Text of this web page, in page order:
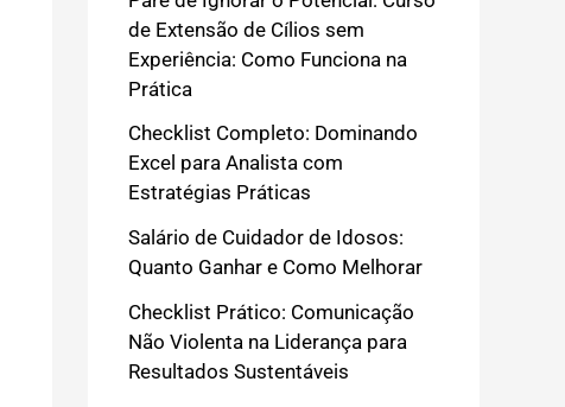
de Extensão de Cílios sem
Experiência: Como Funciona na
Prática
Checklist Completo: Dominando
Excel para Analista com
Estratégias Práticas
Salário de Cuidador de Idosos:
Quanto Ganhar e Como Melhorar
Checklist Prático: Comunicação
Não Violenta na Liderança para
Resultados Sustentáveis